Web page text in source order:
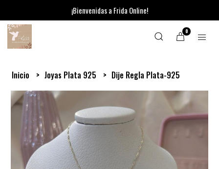
¡Bienvenidas a Frida Online!
0
Inicio Joyas Plata 925 Dije Regla Plata-925